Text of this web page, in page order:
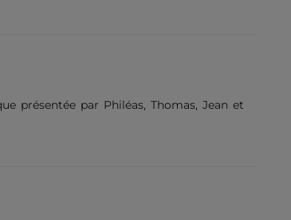
présentée par Philéas, Thomas, Jean et